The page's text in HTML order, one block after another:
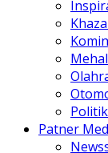
Politik
Patner